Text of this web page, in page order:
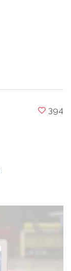
394